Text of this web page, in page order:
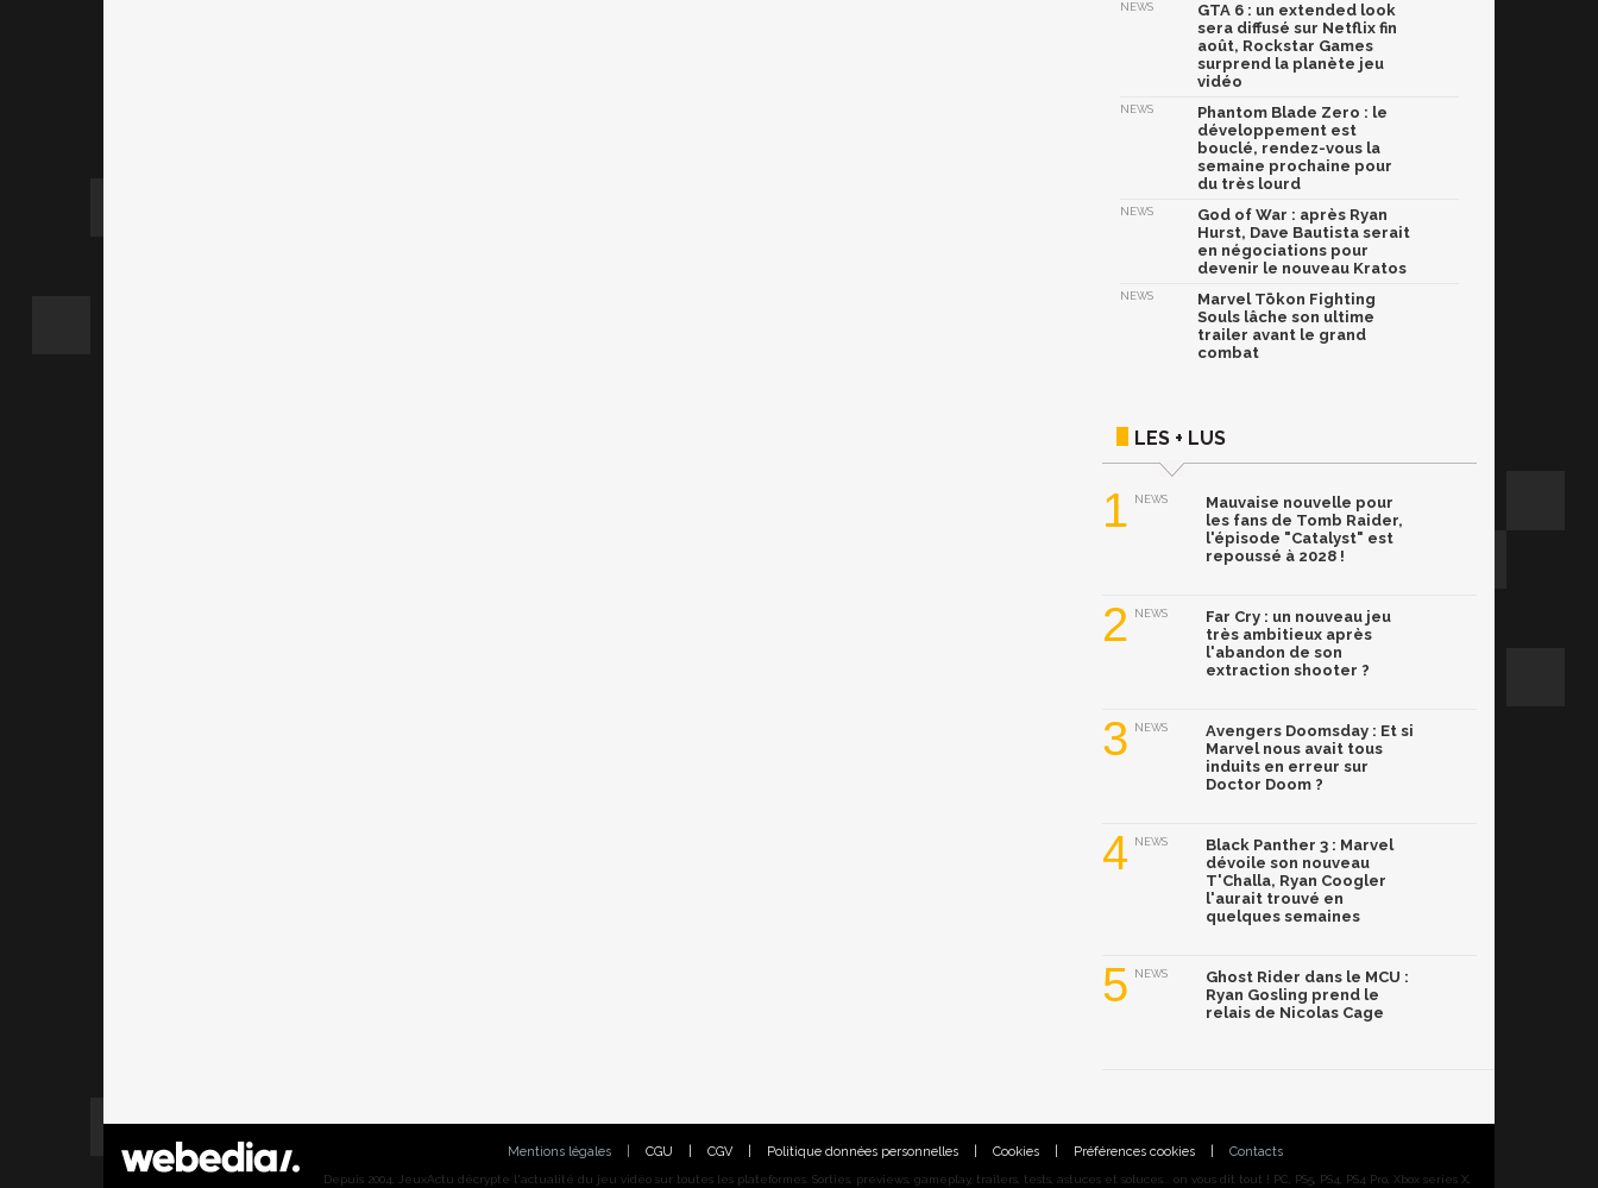
NEWS
GTA 6 : un extended look
sera diffusé sur Netflix fin
août, Rockstar Games
surprend la planète jeu
vidéo
NEWS
Phantom Blade Zero : le
développement est
bouclé, rendez-vous la
semaine prochaine pour
du très lourd
NEWS
God of War : après Ryan
Hurst, Dave Bautista serait
en négociations pour
devenir le nouveau Kratos
NEWS
Marvel Tōkon Fighting
Souls lâche son ultime
trailer avant le grand
combat
LES + LUS
1 NEWS
Mauvaise nouvelle pour
les fans de Tomb Raider,
l'épisode "Catalyst" est
repoussé à 2028 !
2 NEWS
Far Cry : un nouveau jeu
très ambitieux après
l'abandon de son
extraction shooter ?
3 NEWS
Avengers Doomsday : Et si
Marvel nous avait tous
induits en erreur sur
Doctor Doom ?
4 NEWS
Black Panther 3 : Marvel
dévoile son nouveau
T'Challa, Ryan Coogler
l'aurait trouvé en
quelques semaines
5 NEWS
Ghost Rider dans le MCU :
Ryan Gosling prend le
relais de Nicolas Cage
Mentions légales CGU CGV Politique données personnelles Cookies Préférences cookies Contacts
Depuis 2004, JeuxActu décrypte l'actualité du jeu vidéo sur toutes les plateformes. Sorties, previews, gameplay, trailers, tests, astuces et soluces... on vous dit tout ! PC, PS5, PS4, PS4 Pro, Xbox series X,